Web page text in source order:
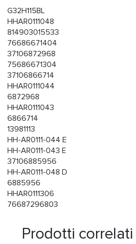
G32H115BL
HHAR0111048
814903015533
76686671404
37106872968
75686671304
37106866714
HHAR0111044
6872968
HHAR0111043
6866714
13981113
HH-AR0111-044 E
HH-AR0111-043 E
37106885956
HH-AR0111-048 D
6885956
HHAR0111306
76687296803
Prodotti correlati